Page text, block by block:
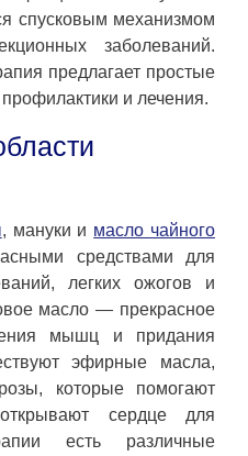
спусковым механизмом
заболеваний.
предлагает простые
и лечения.
, мануки и масло чайного
средствами для
легких ожогов и
масло — прекрасное
мышц и придания
эфирные масла,
которые помогают
сердце для
есть различные